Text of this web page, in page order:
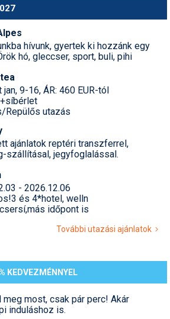
hívunk, gyertek ki hozzánk egy
hó, gleccser, sport, buli, pihi
jan, 9-16, ÁR: 460 EUR-tól
Repülős utazás
ajánlatok reptéri transzferrel,
szállításal, jegyfoglalással.
- 2026.12.06
és 4*hotel, welln
időpont is
További utazási ajánlatok
KEDVEZMÉNNYEL
meg most, csak pár perc! Akár
induláshoz is.